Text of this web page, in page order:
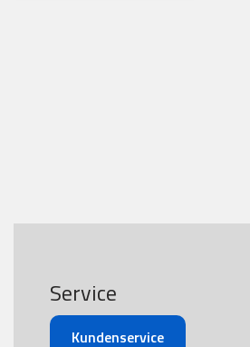
Service
Kundenservice